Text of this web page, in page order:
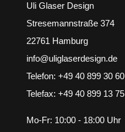
Uli Glaser Design
Stresemannstraße 374
22761 Hamburg
info@uliglaserdesign.de
Telefon: +49 40 899 30 60
Telefax: +49 40 899 13 75
Mo-Fr: 10:00 - 18:00 Uhr